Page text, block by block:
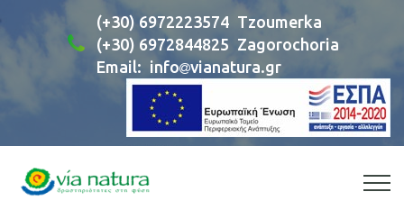
(+30) 6972223574Tzoumerka
(+30) 6972844825 Zagorochoria
Email: info vianatura.gr